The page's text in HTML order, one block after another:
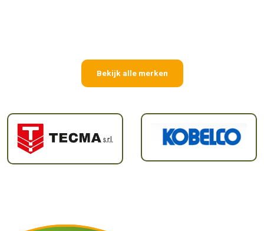
Bekijk alle merken